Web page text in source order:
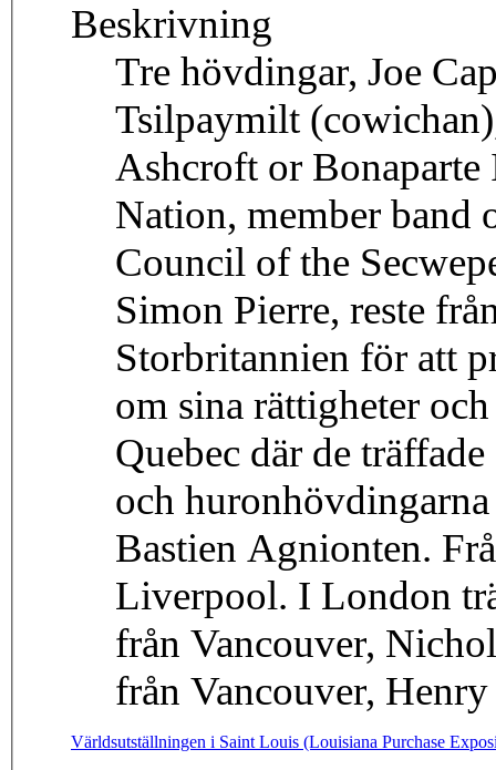
Beskrivning
Tre hövdingar, Joe
Tsilpaymilt
Ashcroft or Bonaparte
Nation, member band
Council of the
Simon Pierre, reste
Storbritannien för att
om sina rättigheter
Quebec där de
och huronhövdingarna Antoine Bastien och
Bastien Agnionten.
Liverpool. I London
från Vancouver,
från Vancouver,
Världsutställningen i Saint Louis (Louisiana Purchase